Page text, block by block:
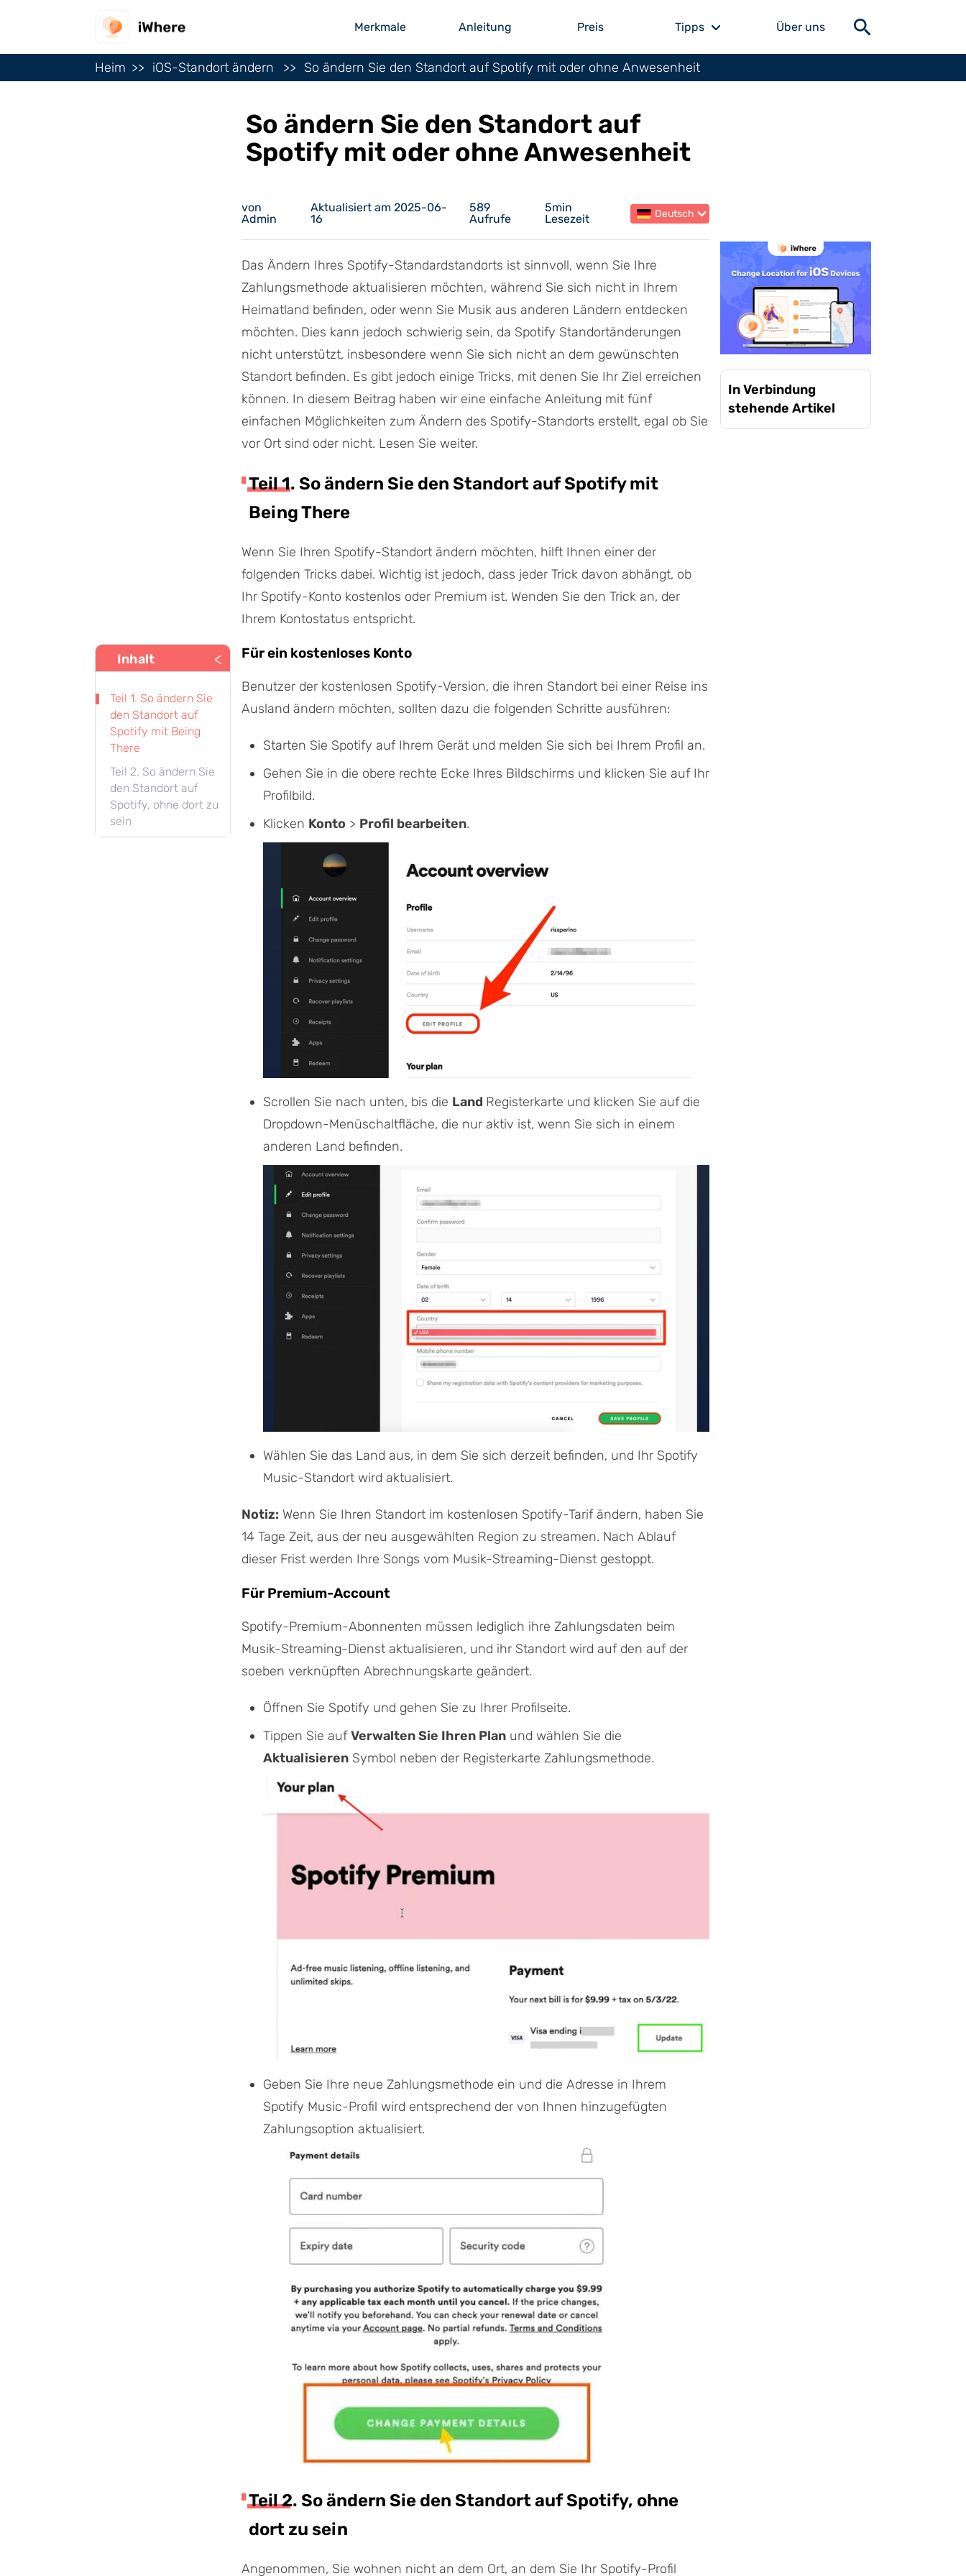
Merkmale Anleitung Preis Tipps Über uns
Heim iOS-Standort ändern So ändern Sie den Standort auf Spotify mit oder ohne Anwesenheit
So ändern Sie den Standort auf
Spotify mit oder ohne Anwesenheit
Inhalt <
Teil 1. So ändern Sie
den Standort auf
Spotify mit Being
There
Teil 2. So ändern Sie
den Standort auf
Spotify, ohne dort zu
sein
von
Admin
Aktualisiert am 2025-06-
16
589
Aufrufe
5min
Lesezeit
Deutsch
Das Ändern Ihres Spotify-Standardstandorts ist sinnvoll, wenn Sie Ihre
Zahlungsmethode aktualisieren möchten, während Sie sich nicht in Ihrem
Heimatland befinden, oder wenn Sie Musik aus anderen Ländern entdecken
möchten. Dies kann jedoch schwierig sein, da Spotify Standortänderungen
nicht unterstützt, insbesondere wenn Sie sich nicht an dem gewünschten
Standort befinden. Es gibt jedoch einige Tricks, mit denen Sie Ihr Ziel erreichen
können. In diesem Beitrag haben wir eine einfache Anleitung mit fünf
einfachen Möglichkeiten zum Ändern des Spotify-Standorts erstellt, egal ob Sie
vor Ort sind oder nicht. Lesen Sie weiter.
Teil 1. So ändern Sie den Standort auf Spotify mit
Being There
Wenn Sie Ihren Spotify-Standort ändern möchten, hilft Ihnen einer der
folgenden Tricks dabei. Wichtig ist jedoch, dass jeder Trick davon abhängt, ob
Ihr Spotify-Konto kostenlos oder Premium ist. Wenden Sie den Trick an, der
Ihrem Kontostatus entspricht.
Für ein kostenloses Konto
Benutzer der kostenlosen Spotify-Version, die ihren Standort bei einer Reise ins
Ausland ändern möchten, sollten dazu die folgenden Schritte ausführen:
Starten Sie Spotify auf Ihrem Gerät und melden Sie sich bei Ihrem Profil an.
Gehen Sie in die obere rechte Ecke Ihres Bildschirms und klicken Sie auf Ihr
Profilbild.
Klicken Konto > Profil bearbeiten.
Scrollen Sie nach unten, bis die Land Registerkarte und klicken Sie auf die
Dropdown-Menüschaltfläche, die nur aktiv ist, wenn Sie sich in einem
anderen Land befinden.
Wählen Sie das Land aus, in dem Sie sich derzeit befinden, und Ihr Spotify
Music-Standort wird aktualisiert.
Notiz: Wenn Sie Ihren Standort im kostenlosen Spotify-Tarif ändern, haben Sie
14 Tage Zeit, aus der neu ausgewählten Region zu streamen. Nach Ablauf
dieser Frist werden Ihre Songs vom Musik-Streaming-Dienst gestoppt.
Für Premium-Account
Spotify-Premium-Abonnenten müssen lediglich ihre Zahlungsdaten beim
Musik-Streaming-Dienst aktualisieren, und ihr Standort wird auf den auf der
soeben verknüpften Abrechnungskarte geändert.
Öffnen Sie Spotify und gehen Sie zu Ihrer Profilseite.
Tippen Sie aufVerwalten Sie Ihren Plan und wählen Sie die
Aktualisieren Symbol neben der Registerkarte Zahlungsmethode.
Geben Sie Ihre neue Zahlungsmethode ein und die Adresse in Ihrem
Spotify Music-Profil wird entsprechend der von Ihnen hinzugefügten
Zahlungsoption aktualisiert.
Teil 2. So ändern Sie den Standort auf Spotify, ohne
dort zu sein
Angenommen, Sie wohnen nicht an dem Ort, an dem Sie Ihr Spotify-Profil
In Verbindung
stehende Artikel